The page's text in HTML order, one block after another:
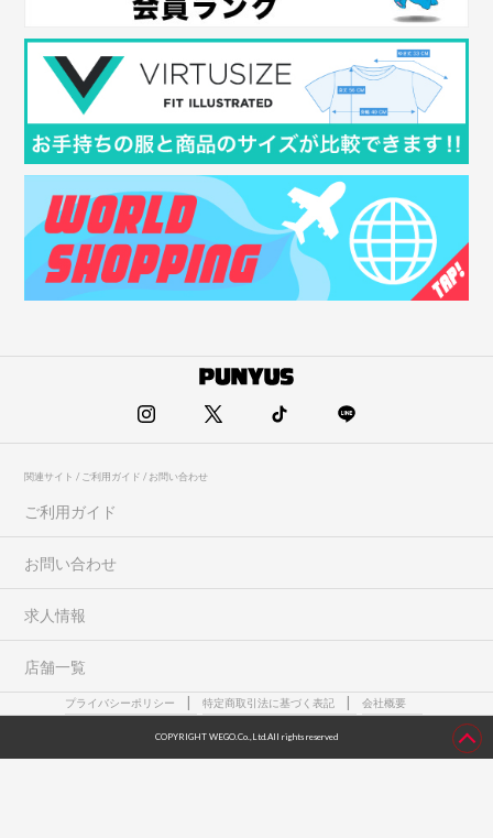
関連サイト / ご利用ガイド / お問い合わせ
ご利用ガイド
お問い合わせ
求人情報
店舗一覧
プライバシーポリシー 特定商取引法に基づく表記 会社概要
COPYRIGHT WEGO.Co.,Ltd.All rights reserved